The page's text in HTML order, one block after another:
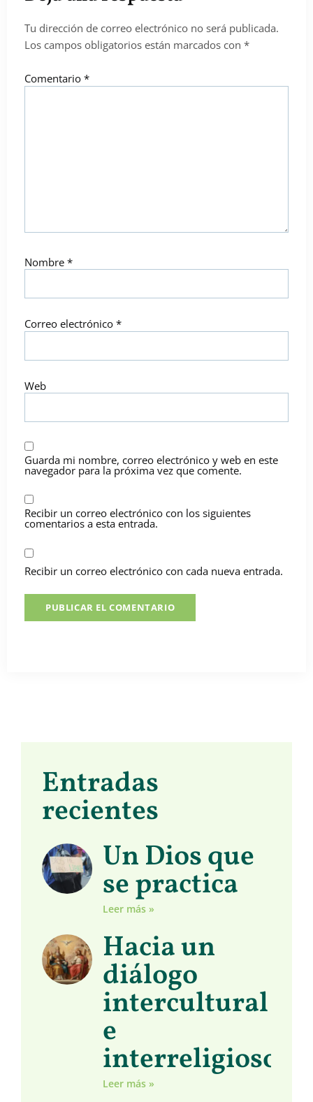
Tu dirección de correo electrónico no será publicada.
Los campos obligatorios están marcados con *
Comentario *
Nombre *
Correo electrónico *
Web
Guarda mi nombre, correo electrónico y web en este
navegador para la próxima vez que comente.
Recibir un correo electrónico con los siguientes
comentarios a esta entrada.
Recibir un correo electrónico con cada nueva entrada.
Entradas
recientes
Un Dios que
se practica
Leer más »
Hacia un
diálogo
intercultural
e
interreligioso
Leer más »